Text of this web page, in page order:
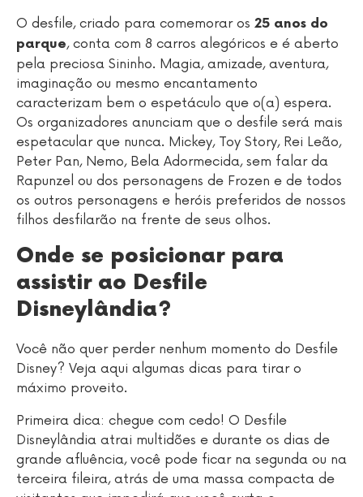
O desfile, criado para comemorar os 25 anos do
parque, conta com 8 carros alegóricos e é aberto
pela preciosa Sininho. Magia, amizade, aventura,
imaginação ou mesmo encantamento
caracterizam bem o espetáculo que o(a) espera.
Os organizadores anunciam que o desfile será mais
espetacular que nunca. Mickey, Toy Story, Rei Leão,
Peter Pan, Nemo, Bela Adormecida, sem falar da
Rapunzel ou dos personagens de Frozen e de todos
os outros personagens e heróis preferidos de nossos
filhos desfilarão na frente de seus olhos.
Onde se posicionar para
assistir ao Desfile
Disneylândia?
Você não quer perder nenhum momento do Desfile
Disney? Veja aqui algumas dicas para tirar o
máximo proveito.
Primeira dica: chegue com cedo! O Desfile
Disneylândia atrai multidões e durante os dias de
grande afluência, você pode ficar na segunda ou na
terceira fileira, atrás de uma massa compacta de